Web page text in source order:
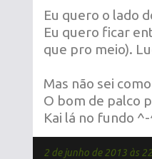
Eu quero o lado
Eu quero ficar
que pro meio).
Mas não sei
O bom de palco
Kai lá no fundo
2 de junho de 2013 às